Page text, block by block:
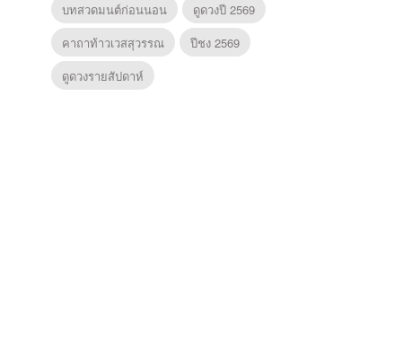
บทสวดมนต์ก่อนนอน
ดูดวงปี 2569
คาถาท้าวเวสสุวรรณ
ปีชง 2569
ดูดวงรายสัปดาห์